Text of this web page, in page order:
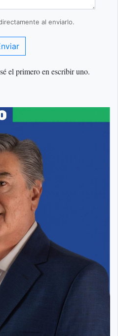
al enviarlo.
el primero en escribir uno.